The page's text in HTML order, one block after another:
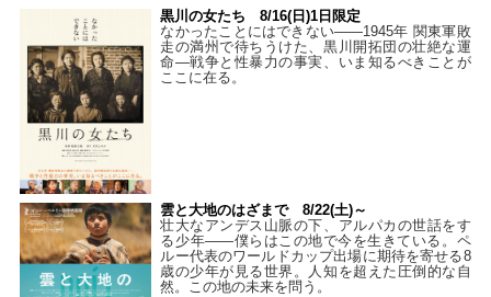
黒川の女たち 8/16(日)1日限定
なかったことにはできない——1945年 関東軍敗
走の満州で待ちうけた、黒川開拓団の壮絶な運
命―戦争と性暴力の事実、いま知るべきことが
ここに在る。
雲と大地のはざまで 8/22(土)～
壮大なアンデス山脈の下、アルパカの世話をす
る少年――僕らはこの地で今を生きている。ペ
ルー代表のワールドカップ出場に期待を寄せる8
歳の少年が見る世界。人知を超えた圧倒的な自
然。この地の未来を問う。